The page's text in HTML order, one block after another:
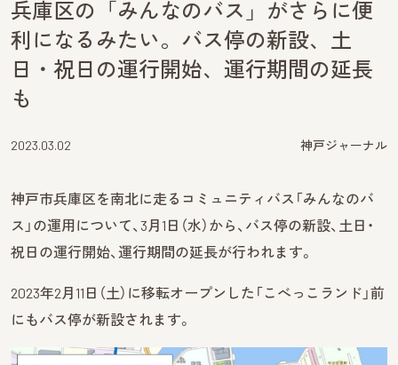
兵庫区の「みんなのバス」がさらに便
利になるみたい。バス停の新設、土
日・祝日の運行開始、運行期間の延長
も
2023.03.02 神戸ジャーナル
神戸市兵庫区を南北に走るコミュニティバス「みんなのバ
ス」の運用について、3月1日（水）から、バス停の新設、土日・
祝日の運行開始、運行期間の延長が行われます。
2023年2月11日（土）に移転オープンした「こべっこランド」前
にもバス停が新設されます。